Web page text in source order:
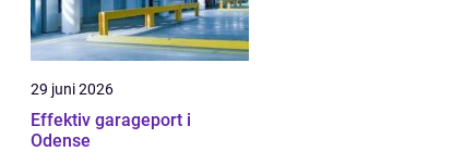
29 juni 2026
Effektiv garageport i
Odense